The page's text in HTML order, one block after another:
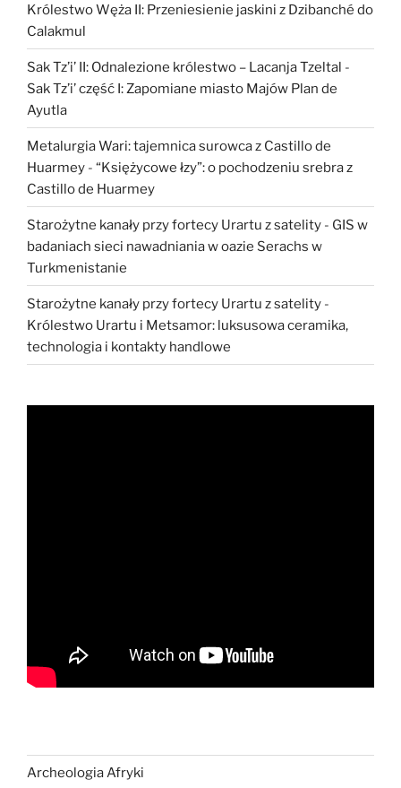
Królestwo Węża II: Przeniesienie jaskini z Dzibanché do
Calakmul
Sak Tz’i’ II: Odnalezione królestwo – Lacanja Tzeltal -
Sak Tz’i’ część I: Zapomiane miasto Majów Plan de
Ayutla
Metalurgia Wari: tajemnica surowca z Castillo de
Huarmey - “Księżycowe łzy”: o pochodzeniu srebra z
Castillo de Huarmey
Starożytne kanały przy fortecy Urartu z satelity - GIS w
badaniach sieci nawadniania w oazie Serachs w
Turkmenistanie
Starożytne kanały przy fortecy Urartu z satelity -
Królestwo Urartu i Metsamor: luksusowa ceramika,
technologia i kontakty handlowe
Archeologia Afryki